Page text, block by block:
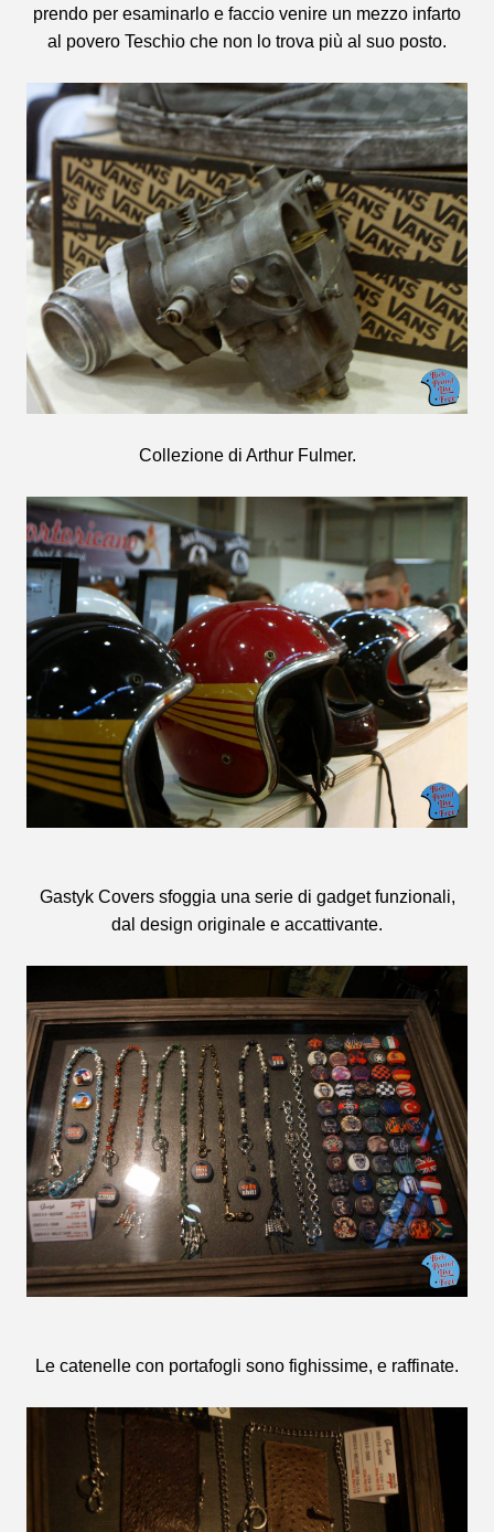
prendo per esaminarlo e faccio venire un mezzo infarto
al povero Teschio che non lo trova più al suo posto.
Collezione di Arthur Fulmer.
Gastyk Covers sfoggia una serie di gadget funzionali,
dal design originale e accattivante.
Le catenelle con portafogli sono fighissime, e raffinate.